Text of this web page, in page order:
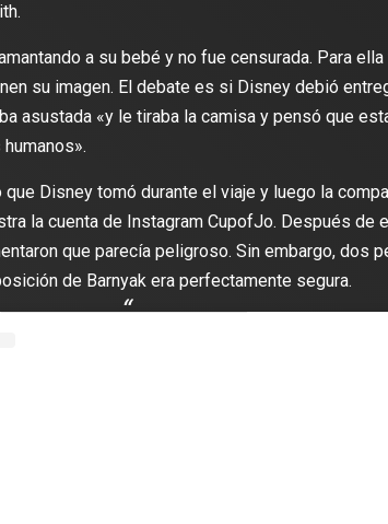
a su bebé y no fue censurada. Para
su imagen. El debate es si Disney debió
asustada «y le tiraba la camisa y pensó que
Disney tomó durante el viaje y luego la
la cuenta de Instagram CupofJo. Después de
que parecía peligroso. Sin embargo, dos
de Barnyak era perfectamente segura.